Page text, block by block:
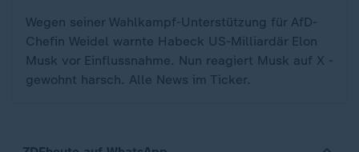
Wegen seiner Wahlkampf-Unterstützung für AfD-
Chefin Weidel warnte Habeck US-Milliardär Elon
Musk vor Einflussnahme. Nun reagiert Musk auf X -
gewohnt harsch. Alle News im Ticker.